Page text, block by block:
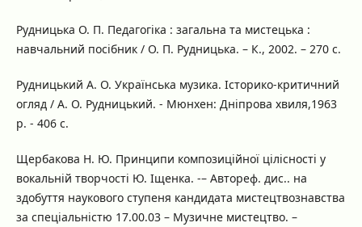
Рудницька О. П. Педагогіка : загальна та мистецька :
навчальний посібник / О. П. Рудницька. – К., 2002. – 270 с.
Рудницький А. О. Українська музика. Історико-критичний
огляд / А. О. Рудницький. - Мюнхен: Дніпрова хвиля,1963
р. - 406 с.
Щербакова Н. Ю. Принципи композиційної цілісності у
вокальній творчості Ю. Іщенка. -– Автореф. дис.. на
здобуття наукового ступеня кандидата мистецтвознавства
за спеціальністю 17.00.03 – Музичне мистецтво. –